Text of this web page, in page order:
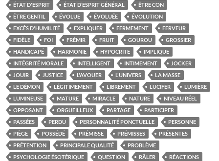
ÉTAT D'ESPRIT
ÉTAT D’ESPRIT GÉNÉRAL
ÊTRE CON
ÊTRE GENTIL
ÉVOLUE ÉVOLUÉE
ÉVOLUTION
EXCÈS D'HUMILITÉ
EXPLIQUER FERMEMENT
FERVEUR
FIDÈLE
FOI FRÉMIR FRUIT GOUROU
GROSSIER
HANDICAPÉ
HARMONIE HYPOCRITE
IMPLIQUE
INTÉGRITÉ MORALE
INTELLIGENT INTIMEMENT
JOCKER
JOUIR
JUSTICE L'AVOUER L'UNIVERS
LA MASSE
LE DÉMON
LÉGITIMEMENT LIBREMENT LUCIFER
LUMIÈRE
LUMINEUSE
MATURE MIRACLE NATURE
NIVEAU RÉEL
OPPOSANT
ORGUEILLEUX PARTAGE
PARTICIPER
PASSÉES
PERDU PERSONNALITÉ PONCTUELLE
PERSONNE
PIÈGE
POSSÉDÉ PRÉMISSE PRÉMISSES
PRÉSENTES
PRÉTENTION
PRINCIPALE QUALITÉ
PROBLÈME
PSYCHOLOGIE ÉSOTÉRIQUE
QUESTION RÂLER
RÉACTIONS